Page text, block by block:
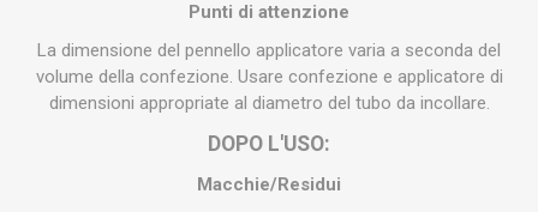
Punti di attenzione
La dimensione del pennello applicatore varia a seconda del
volume della confezione. Usare confezione e applicatore di
dimensioni appropriate al diametro del tubo da incollare.
DOPO L'USO:
Macchie/Residui